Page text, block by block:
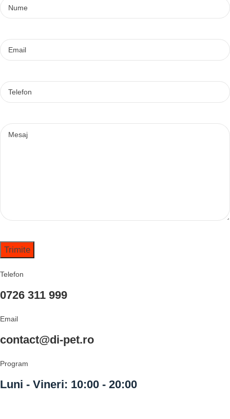
Telefon
0726 311 999
Email
contact@di-pet.ro
Program
Luni - Vineri: 10:00 - 20:00
Descoperă produsele cu preț special.